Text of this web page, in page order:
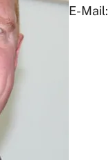
E-Mail: